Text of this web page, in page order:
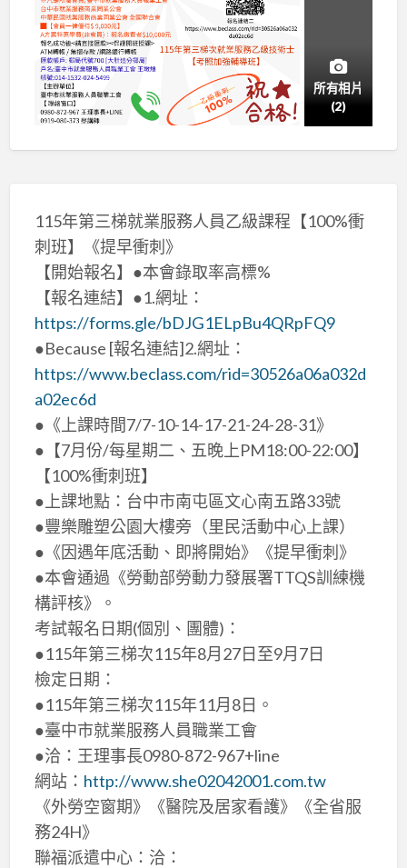
所有相片
(2)
115年第三梯就業服務人員乙級課程【100%衝
刺班】《提早衝刺》
【開始報名】●本會錄取率高標%
【報名連結】●1.網址：
https://forms.gle/bDJG1ELpBu4QRpFQ9
●Because [報名連結]2.網址：
https://www.beclass.com/rid=30526a06a032d
a02ec6d
●《上課時間7/7-10-14-17-21-24-28-31》
●【7月份/每星期二、五晚上PM18:00-22:00】
【100%衝刺班】
●上課地點：台中市南屯區文心南五路33號
●豐樂雕塑公園大樓旁（里民活動中心上課）
●《因遇年底活動、即將開始》《提早衝刺》
●本會通過《勞動部勞動力發展署TTQS訓練機
構評核》。
考試報名日期(個別、團體)：
●115年第三梯次115年8月27日至9月7日
檢定日期：
●115年第三梯次115年11月8日。
●臺中市就業服務人員職業工會
●洽：王理事長0980-872-967+line
網站： http://www.she02042001.com.tw
《外勞空窗期》《醫院及居家看護》《全省服
務24H》
聯福派遣中心：洽：